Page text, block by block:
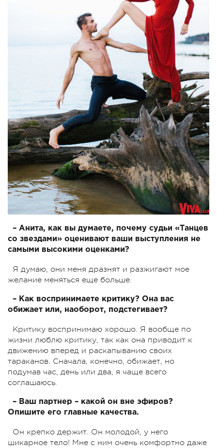
– Анита, как вы думаете, почему судьи «Танцев
со звездами» оценивают ваши выступления не
самыми высокими оценками?
Я думаю, они меня дразнят и разжигают мое
желание меняться еще больше.
– Как воспринимаете критику? Она вас
обижает или, наоборот, подстегивает?
Критику воспринимаю хорошо. Я вообще по
жизни люблю критику, так как она приводит к
движению вперед и раскапыванию своих
тараканов. Сначала, конечно, обижает, но
подумав час, день или два, я чаще всего
соглашаюсь.
– Ваш партнер – какой он вне эфиров?
Опишите его главные качества.
Он крепко держит. Он молодой, у него
шикарное тело! Мне с ним очень комфортно даже